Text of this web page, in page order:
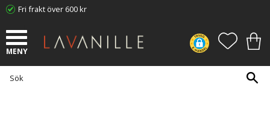
Fri frakt över 600 kr